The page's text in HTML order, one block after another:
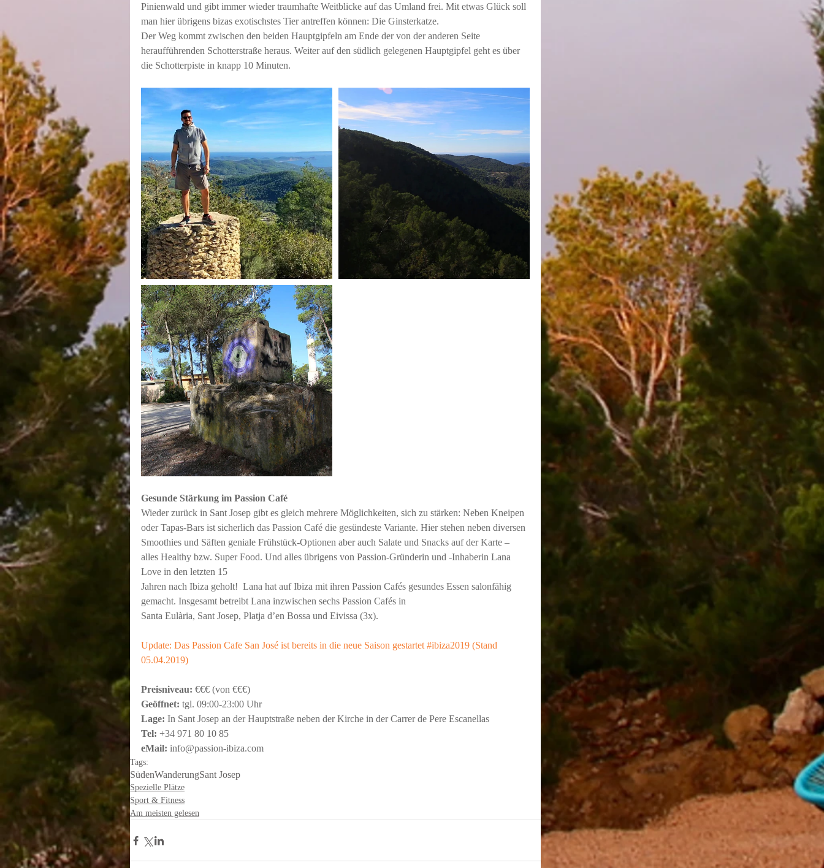
Pinienwald und gibt immer wieder traumhafte Weitblicke auf das Umland frei. Mit etwas Glück soll
man hier übrigens bizas exotischstes Tier antreffen können: Die Ginsterkatze.
Der Weg kommt zwischen den beiden Hauptgipfeln am Ende der von der anderen Seite
heraufführenden Schotterstraße heraus. Weiter auf den südlich gelegenen Hauptgipfel geht es über
die Schotterpiste in knapp 10 Minuten.
Gesunde Stärkung im Passion Café
Wieder zurück in Sant Josep gibt es gleich mehrere Möglichkeiten, sich zu stärken: Neben Kneipen
oder Tapas-Bars ist sicherlich das Passion Café die gesündeste Variante. Hier stehen neben diversen
Smoothies und Säften geniale Frühstück-Optionen aber auch Salate und Snacks auf der Karte –
alles Healthy bzw. Super Food. Und alles übrigens von Passion-Gründerin und -Inhaberin Lana
Love in den letzten 15
Jahren nach Ibiza geholt!  Lana hat auf Ibiza mit ihren Passion Cafés gesundes Essen salonfähig
gemacht. Insgesamt betreibt Lana inzwischen sechs Passion Cafés in
Santa Eulària, Sant Josep, Platja d’en Bossa und Eivissa (3x).
Update: Das Passion Cafe San José ist bereits in die neue Saison gestartet #ibiza2019 (Stand
05.04.2019)
Preisniveau: €€€ (von €€€)
Geöffnet: tgl. 09:00-23:00 Uhr
Lage: In Sant Josep an der Hauptstraße neben der Kirche in der Carrer de Pere Escanellas
Tel: +34 971 80 10 85
eMail: info@passion-ibiza.com
Tags:
SüdenWanderungSant Josep
Spezielle Plätze
Sport & Fitness
Am meisten gelesen